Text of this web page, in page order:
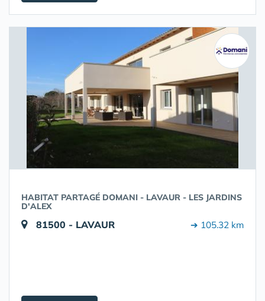
HABITAT PARTAGÉ DOMANI - LAVAUR - LES JARDINS
D'ALEX
81500 - LAVAUR ➔ 105.32 km